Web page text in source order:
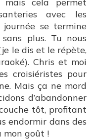
mais cela permet
avec les
se termine
plus. Tu nous
le dis et le répète,
Chris et moi
croisiéristes pour
Mais ça ne mord
d’abandonner
tôt, profitant
endormir dans des
mon goût !